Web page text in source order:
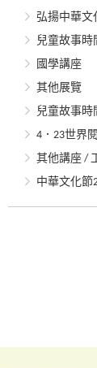
弘揚中華文
兒童故事時
國學講座
其他展覽
兒童故事時
4．23世界
其他講座 /
中華文化節